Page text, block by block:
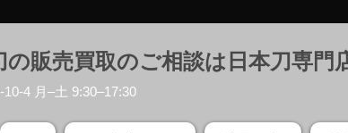
の販売買取のご相談は日本刀専門
4 月–土 9:30–17:30